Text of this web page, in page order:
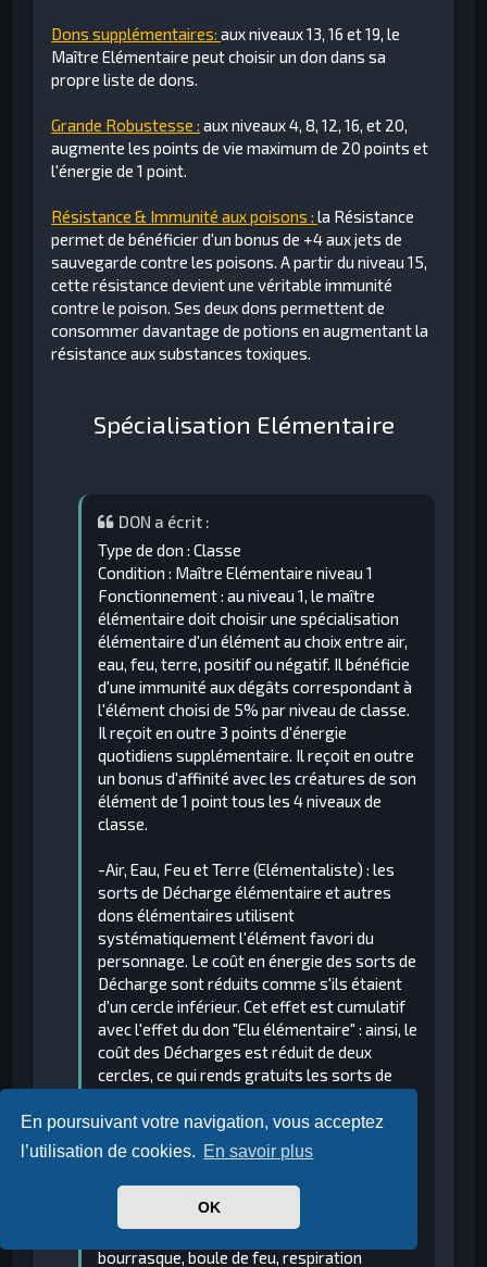
En poursuivant votre navigation, vous acceptez
l’utilisation de cookies. En savoir plus
OK
Dons supplémentaires:aux niveaux 13, 16 et 19, le
Maître Elémentaire peut choisir un don dans sa
propre liste de dons.
Grande Robustesse : aux niveaux 4, 8, 12, 16, et 20,
augmente les points de vie maximum de 20 points et
l'énergie de 1 point.
Résistance & Immunité aux poisons :la Résistance
permet de bénéficier d'un bonus de +4 aux jets de
sauvegarde contre les poisons. A partir du niveau 15,
cette résistance devient une véritable immunité
contre le poison. Ses deux dons permettent de
consommer davantage de potions en augmentant la
résistance aux substances toxiques.
Spécialisation Elémentaire
DON a écrit :
Type de don : Classe
Condition : Maître Elémentaire niveau 1
Fonctionnement : au niveau 1, le maître
élémentaire doit choisir une spécialisation
élémentaire d'un élément au choix entre air,
eau, feu, terre, positif ou négatif. Il bénéficie
d'une immunité aux dégâts correspondant à
l'élément choisi de 5% par niveau de classe.
Il reçoit en outre 3 points d'énergie
quotidiens supplémentaire. Il reçoit en outre
un bonus d'affinité avec les créatures de son
élément de 1 point tous les 4 niveaux de
classe.
-Air, Eau, Feu et Terre (Elémentaliste) : les
sorts de Décharge élémentaire et autres
dons élémentaires utilisent
systématiquement l'élément favori du
personnage. Le coût en énergie des sorts de
Décharge sont réduits comme s'ils étaient
d'un cercle inférieur. Cet effet est cumulatif
avec l'effet du don "Elu élémentaire" : ainsi, le
coût des Décharges est réduit de deux
cercles, ce qui rends gratuits les sorts de
Enfin, certains de leurs sorts sont
également altérés pour correspondre à leur
élément (ex: arme de feu, bouclier
élémentaire, brandons de feu, éclairs, cône
de froid, souffle d'acide...) ou deviennent
tout simplement inutilisables (ex:
bourrasque, boule de feu, respiration